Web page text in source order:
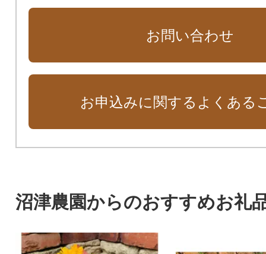
お問い合わせ
お申込みに関するよくある
沼津農園からのおすすめお礼